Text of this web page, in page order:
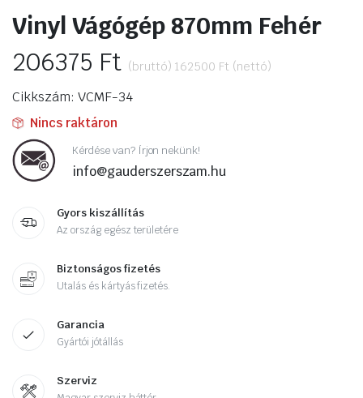
Vinyl Vágógép 870mm Fehér
206375 Ft (bruttó) 162500 Ft (nettó)
Cikkszám: VCMF-34
Nincs raktáron
Kérdése van? Írjon nekünk!
info@gauderszerszam.hu
Gyors kiszállítás
Az ország egész területére
Biztonságos fizetés
Utalás és kártyás fizetés.
Garancia
Gyártói jótállás
Szerviz